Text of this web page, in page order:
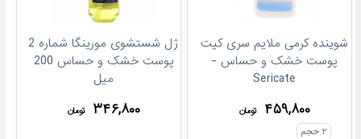
شوینده کرمی ملایم سری کیت
پوست خشک و حساس -
Sericate
۴۵۹,۸۰۰
تومان
۲ حجم
ژل شستشوی مورینگا شماره 2
پوست خشک و حساس 200
میل
۳۴۶,۸۰۰ تومان